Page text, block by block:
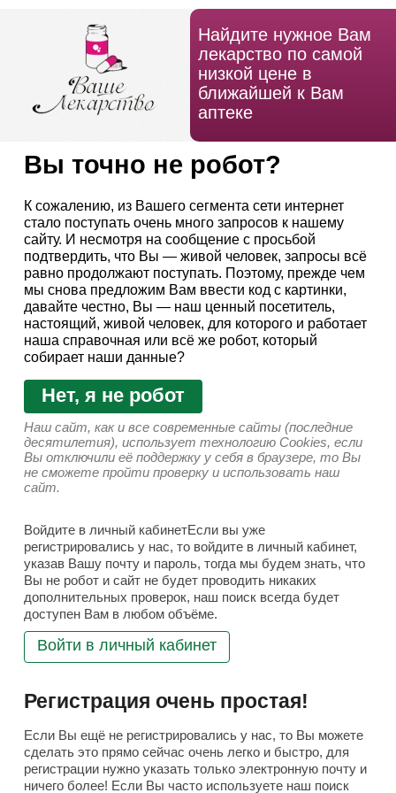
Найдите нужное Вам
лекарство по самой
низкой цене в
ближайшей к Вам
аптеке
Вы точно не робот?
К сожалению, из Вашего сегмента сети интернет
стало поступать очень много запросов к нашему
сайту. И несмотря на сообщение с просьбой
подтвердить, что Вы — живой человек, запросы всё
равно продолжают поступать. Поэтому, прежде чем
мы снова предложим Вам ввести код с картинки,
давайте честно, Вы — наш ценный посетитель,
настоящий, живой человек, для которого и работает
наша справочная или всё же робот, который
собирает наши данные?
Нет, я не робот
Наш сайт, как и все современные сайты (последние
десятилетия), использует технологию Cookies, если
Вы отключили её поддержку у себя в браузере, то Вы
не сможете пройти проверку и использовать наш
сайт.
Войдите в личный кабинетЕсли вы уже
регистрировались у нас, то войдите в личный кабинет,
указав Вашу почту и пароль, тогда мы будем знать, что
Вы не робот и сайт не будет проводить никаких
дополнительных проверок, наш поиск всегда будет
доступен Вам в любом объёме.
Войти в личный кабинет
Регистрация очень простая!
Если Вы ещё не регистрировались у нас, то Вы можете
сделать это прямо сейчас очень легко и быстро, для
регистрации нужно указать только электронную почту и
ничего более! Если Вы часто используете наш поиск